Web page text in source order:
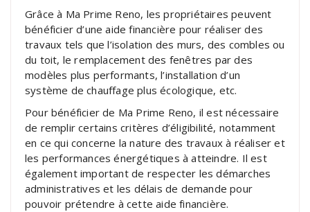
Grâce à Ma Prime Reno, les propriétaires peuvent
bénéficier d’une aide financière pour réaliser des
travaux tels que l’isolation des murs, des combles ou
du toit, le remplacement des fenêtres par des
modèles plus performants, l’installation d’un
système de chauffage plus écologique, etc.
Pour bénéficier de Ma Prime Reno, il est nécessaire
de remplir certains critères d’éligibilité, notamment
en ce qui concerne la nature des travaux à réaliser et
les performances énergétiques à atteindre. Il est
également important de respecter les démarches
administratives et les délais de demande pour
pouvoir prétendre à cette aide financière.